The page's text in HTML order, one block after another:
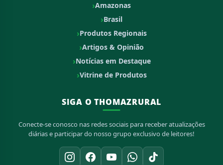
Amazonas
Brasil
Produtos Regionais
Artigos & Opinião
Notícias em Destaque
Vitrine de Produtos
SIGA O THOMAZRURAL
Conecte-se conosco nas redes sociais para receber atualizações
diárias e participar do nosso grupo exclusivo de leitores!